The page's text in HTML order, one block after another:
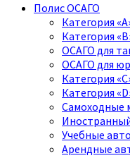
Полис ОСАГО
Категория
Категория
ОСАГО для
ОСАГО для
Категория
Категория
Самоходные
Учебные
Арендные